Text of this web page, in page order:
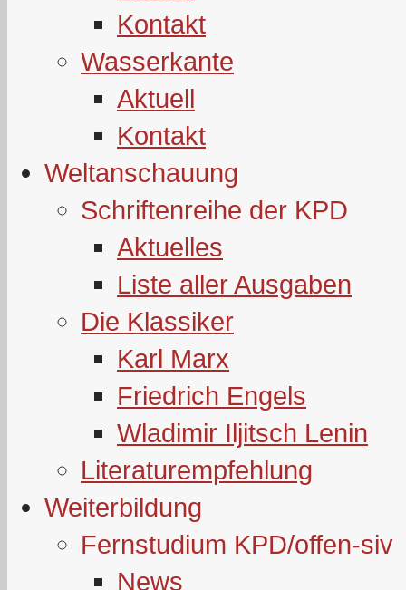
Kontakt
Wasserkante
Aktuell
Kontakt
Weltanschauung
Schriftenreihe der KPD
Aktuelles
Liste aller Ausgaben
Die Klassiker
Karl Marx
Friedrich Engels
Wladimir Iljitsch Lenin
Literaturempfehlung
Weiterbildung
Fernstudium KPD/offen-siv
News